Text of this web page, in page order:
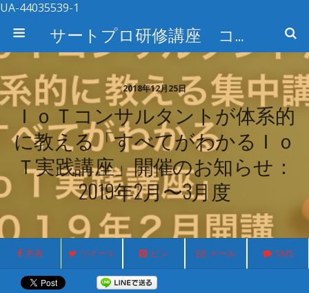
UA-44035539-1
サートプロ研修講座 コース検索
2018年12月25日
ＩｏＴコンサルタントが体系的
に教える「すべてがわかるＩｏ
Ｔ実践講座」開催のお知らせ：
2019年2月〜3月度
共有 ツイート ピン メール SMS